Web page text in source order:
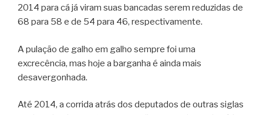
2014 para cá já viram suas bancadas serem reduzidas de
68 para 58 e de 54 para 46, respectivamente.
A pulação de galho em galho sempre foi uma
excrecência, mas hoje a barganha é ainda mais
desavergonhada.
Até 2014, a corrida atrás dos deputados de outras siglas